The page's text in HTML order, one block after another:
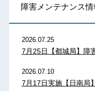
障害メンテナンス情
2026.07.25
7月25日【都城局】障
2026.07.10
7月17日実施【日南局